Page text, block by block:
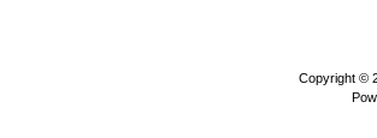
Copyright ©